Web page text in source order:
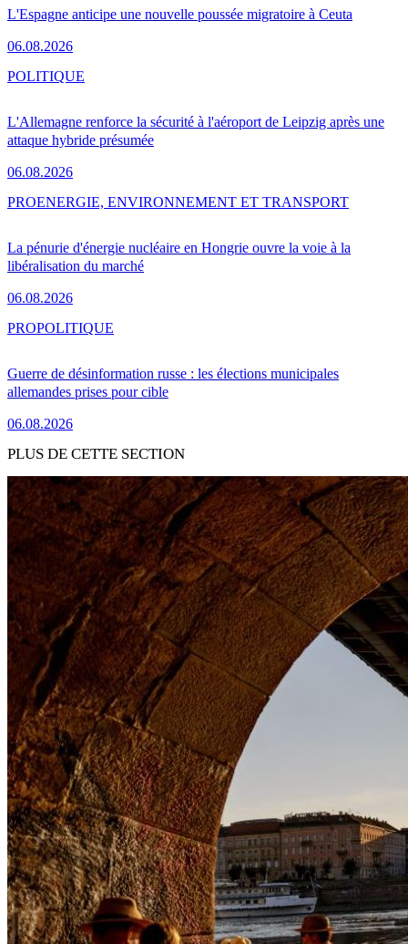
L'Espagne anticipe une nouvelle poussée migratoire à Ceuta
06.08.2026
L'Allemagne renforce la sécurité à l'aéroport de Leipzig après une
attaque hybride présumée
06.08.2026
POLITIQUE
La pénurie d'énergie nucléaire en Hongrie ouvre la voie à la
libéralisation du marché
06.08.2026
PROENERGIE, ENVIRONNEMENT ET TRANSPORT
Guerre de désinformation russe : les élections municipales
allemandes prises pour cible
06.08.2026
PROPOLITIQUE
PLUS DE CETTE SECTION